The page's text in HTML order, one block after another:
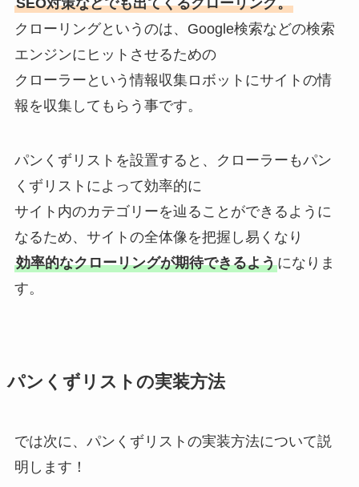
クローリングというのは、Google検索などの検索
エンジンにヒットさせるための
クローラーという情報収集ロボットにサイトの情
報を収集してもらう事です。
パンくずリストを設置すると、クローラーもパン
くずリストによって効率的に
サイト内のカテゴリーを辿ることができるように
なるため、サイトの全体像を把握し易くなり
効率的なクローリングが期待できるようになりま
す。
パンくずリストの実装方法
では次に、パンくずリストの実装方法について説
明します！